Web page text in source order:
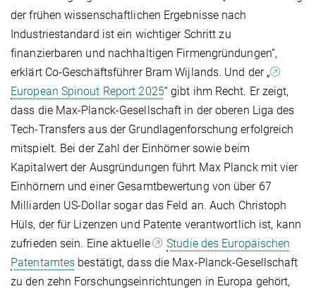
der frühen wissenschaftlichen Ergebnisse nach
Industriestandard ist ein wichtiger Schritt zu
finanzierbaren und nachhaltigen Firmengründungen“,
erklärt Co-Geschäftsführer Bram Wijlands. Und der „
European Spinout Report 2025“ gibt ihm Recht. Er zeigt,
dass die Max-Planck-Gesellschaft in der oberen Liga des
Tech-Transfers aus der Grundlagenforschung erfolgreich
mitspielt. Bei der Zahl der Einhörner sowie beim
Kapitalwert der Ausgründungen führt Max Planck mit vier
Einhörnern und einer Gesamtbewertung von über 67
Milliarden US-Dollar sogar das Feld an. Auch Christoph
Hüls, der für Lizenzen und Patente verantwortlich ist, kann
zufrieden sein. Eine aktuelle
Studie des Europäischen
Patentamtes bestätigt, dass die Max-Planck-Gesellschaft
zu den zehn Forschungseinrichtungen in Europa gehört,